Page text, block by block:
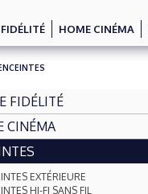
HOME CINÉMA
FIDÉLITÉ
CINÉMA
EXTÉRIEURE
HI-FI SANS FIL